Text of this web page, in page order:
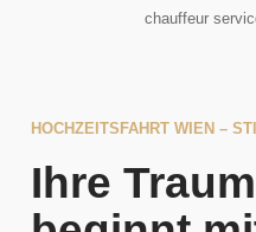
HOCHZEITSFAHRT WIEN –
Ihre